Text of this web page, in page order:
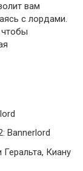
вам
с лордами.
чтобы
Bannerlord
Киану